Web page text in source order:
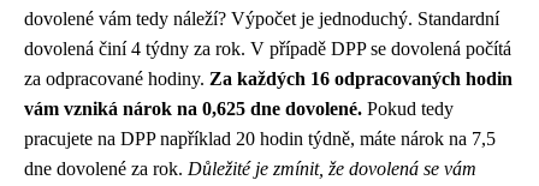
dovolené vám tedy náleží? Výpočet je jednoduchý. Standardní
dovolená činí 4 týdny za rok. V případě DPP se dovolená počítá
za odpracované hodiny. Za každých 16 odpracovaných hodin
vám vzniká nárok na 0,625 dne dovolené. Pokud tedy
pracujete na DPP například 20 hodin týdně, máte nárok na 7,5
dne dovolené za rok. Důležité je zmínit, že dovolená se vám